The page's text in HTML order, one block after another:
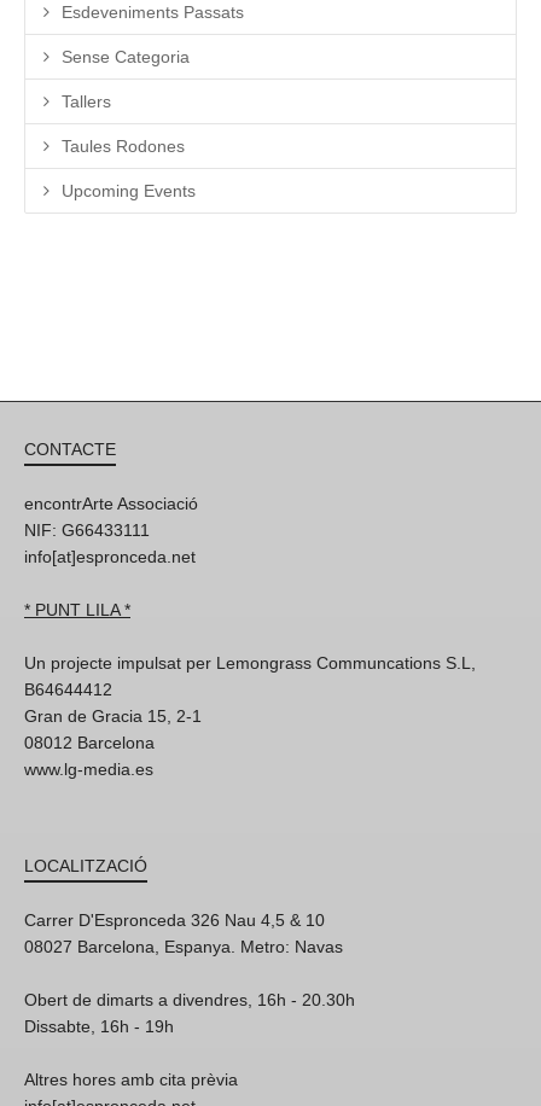
Esdeveniments Passats
Sense Categoria
Tallers
Taules Rodones
Upcoming Events
CONTACTE
encontrArte Associació
NIF: G66433111
info[at]espronceda.net
* PUNT LILA *
Un projecte impulsat per Lemongrass Communcations S.L,
B64644412
Gran de Gracia 15, 2-1
08012 Barcelona
www.lg-media.es
LOCALITZACIÓ
Carrer D'Espronceda 326 Nau 4,5 & 10
08027 Barcelona, Espanya. Metro: Navas
Obert de dimarts a divendres, 16h - 20.30h
Dissabte, 16h - 19h
Altres hores amb cita prèvia